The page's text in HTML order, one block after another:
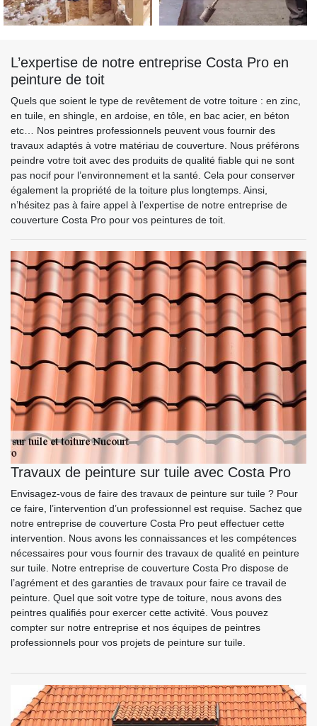
L’expertise de notre entreprise Costa Pro en
peinture de toit
Quels que soient le type de revêtement de votre toiture : en zinc,
en tuile, en shingle, en ardoise, en tôle, en bac acier, en béton
etc… Nos peintres professionnels peuvent vous fournir des
travaux adaptés à votre matériau de couverture. Nous préférons
peindre votre toit avec des produits de qualité fiable qui ne sont
pas nocif pour l’environnement et la santé. Cela pour conserver
également la propriété de la toiture plus longtemps. Ainsi,
n’hésitez pas à faire appel à l’expertise de notre entreprise de
couverture Costa Pro pour vos peintures de toit.
Travaux de peinture sur tuile avec Costa Pro
Envisagez-vous de faire des travaux de peinture sur tuile ? Pour
ce faire, l’intervention d’un professionnel est requise. Sachez que
notre entreprise de couverture Costa Pro peut effectuer cette
intervention. Nous avons les connaissances et les compétences
nécessaires pour vous fournir des travaux de qualité en peinture
sur tuile. Notre entreprise de couverture Costa Pro dispose de
l’agrément et des garanties de travaux pour faire ce travail de
peinture. Quel que soit votre type de toiture, nous avons des
peintres qualifiés pour exercer cette activité. Vous pouvez
compter sur notre entreprise et nos équipes de peintres
professionnels pour vos projets de peinture sur tuile.